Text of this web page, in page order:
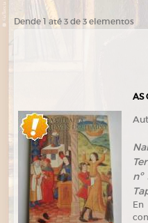
Dende 1 até 3 de 3 elementos
AS
nº